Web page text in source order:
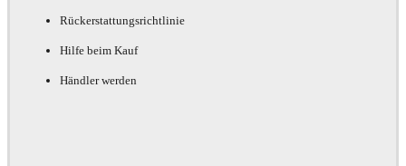
Rückerstattungsrichtlinie
Hilfe beim Kauf
Händler werden